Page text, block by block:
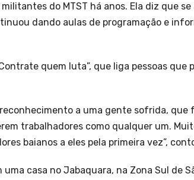
do MTST há anos. Ela diz que
dando aulas de programação e
quem luta”, que liga pessoas que
a uma gente sofrida, que
trabalhadores como qualquer um.
baianos a eles pela primeira vez”,
casa no Jabaquara, na Zona Sul de